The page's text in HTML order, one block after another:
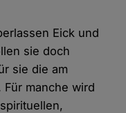
Eick und
sie doch
sie die am
manche wird